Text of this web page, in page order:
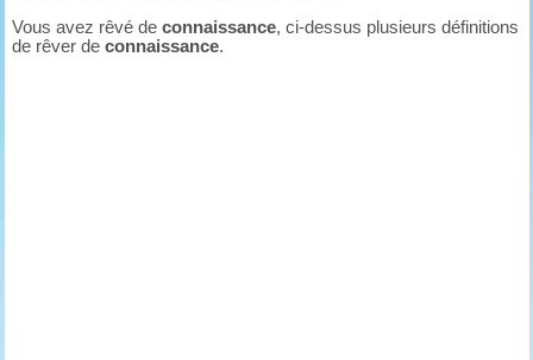
Vous avez rêvé deconnaissance, ci-dessus plusieurs définitions
de rêver deconnaissance.